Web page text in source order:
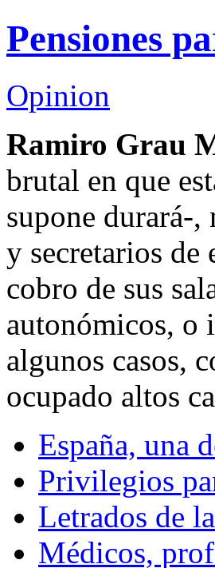
Pensiones
Opinion
Ramiro Grau
brutal en que
supone durará-
y secretarios de
cobro de sus
autonómicos, o
algunos casos,
ocupado altos
España, una
Privilegios
Letrados de
Médicos,